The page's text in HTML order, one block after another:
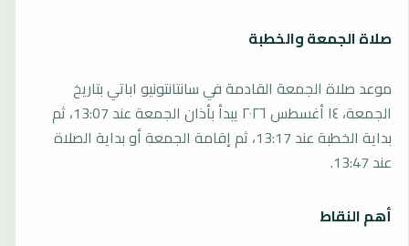
صلاة الجمعة والخطبة
موعد صلاة الجمعة القادمة في سانتانتونيو اباتي بتاريخ
الجمعة، ١٤ أغسطس ٢٠٢٦ يبدأ بأذان الجمعة عند 13:07، ثم
بداية الخطبة عند 13:17، ثم إقامة الجمعة أو بداية الصلاة
عند 13:47.
أهم النقاط